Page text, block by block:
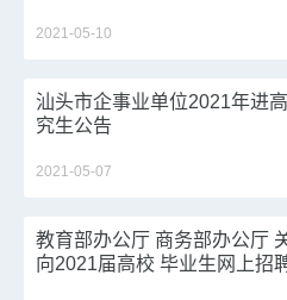
2021-05-10
汕头市企事业单位2021年进
究生公告
2021-05-07
教育部办公厅 商务部办公厅
向2021届高校 毕业生网上招